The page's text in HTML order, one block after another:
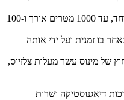
6) אורכי צנרת והפרשי גובה גדולים במיוחד, עד 1000 מטרים אורך ו-100
בו זמנית ועל ידי אותה
של מינוס עשר מעלות צלזיוס,
דיאגנוסטיקה ושרות